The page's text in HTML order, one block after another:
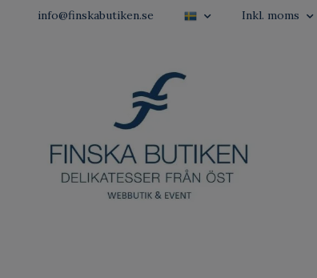
info@finskabutiken.se Inkl. moms